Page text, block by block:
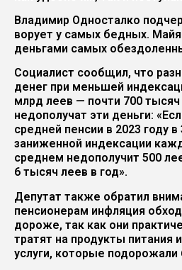
Владимир Односталко
ворует у самых бедных.
деньгами самых
Социалист сообщил, что
денег при меньшей
млрд леев — почти 700
недополучат эти деньги:
средней пенсии в 2023 году в
заниженной индексации
среднем недополучит 500
6 тысяч леев в год».
Депутат также обратил
пенсионерам инфляция
дороже, так как они
тратят на продукты питания
услуги, которые подорожали